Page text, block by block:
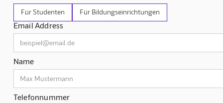
Für Studenten Für Bildungseinrichtungen
Email Address
Name
Telefonnummer